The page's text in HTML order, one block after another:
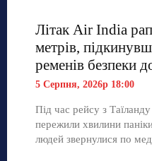
Літак Air India
метрів,
ременів безпеки
5 Серпня, 2026р 18:00
Під час рейсу з
пережили хвилини
людей звернулися по